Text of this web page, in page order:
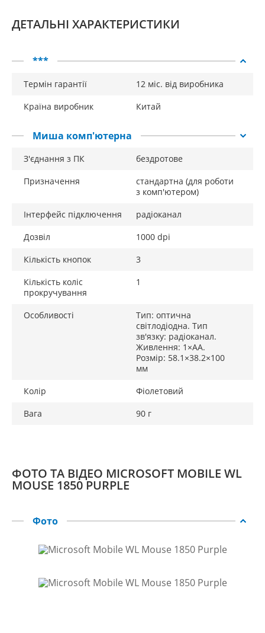
Наноприймач із зручним підключенням
підключеним до комп'ютера або прибрати в
Завдяки симетричному дизайну та клавішам, що
правшами, так і лівшами.
ДЕТАЛЬНІ ХАРАКТЕРИСТИКИ
***
Термін гарантії
12 міс. від виробника
Країна виробник
Китай
Миша комп'ютерна
З'єднання з ПК
бездротове
Призначення
стандартна (для роботи
з комп'ютером)
Інтерфейс підключення
радіоканал
Дозвіл
1000 dpi
Кількість кнопок
3
Кількість коліс
прокручування
1
Особливості
Тип: оптична
світлодіодна. Тип
зв'язку: радіоканал.
Живлення: 1×AA.
Розмір: 58.1×38.2×100
мм
Колір
Фіолетовий
Вага
90 г
ФОТО ТА ВІДЕО MICROSOFT MOBILE WL
MOUSE 1850 PURPLE
Фото